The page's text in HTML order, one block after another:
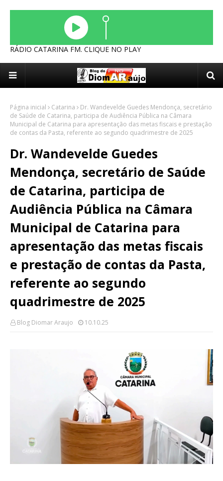
RÁDIO CATARINA FM. CLIQUE NO PLAY
Página inicial Catarina
Dr. Wandevelde Guedes Mendonça, secretário
de Saúde de Catarina, participa de Audiência Pública na Câmara
Municipal de Catarina para apresentação das metas fiscais e prestação
de contas da Pasta, referente ao segundo quadrimestre de 2025
Dr. Wandevelde Guedes
Mendonça, secretário de Saúde
de Catarina, participa de
Audiência Pública na Câmara
Municipal de Catarina para
apresentação das metas fiscais
e prestação de contas da Pasta,
referente ao segundo
quadrimestre de 2025
Blog Diomar Araujo 10.10.25